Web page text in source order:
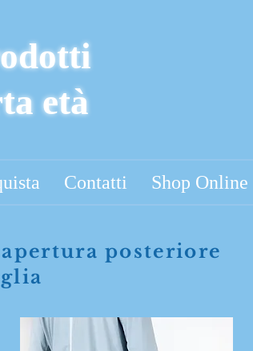
età
Contatti Shop Online
posteriore